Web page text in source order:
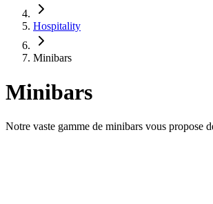
Hospitality
Minibars
Minibars
Notre vaste gamme de minibars vous propose